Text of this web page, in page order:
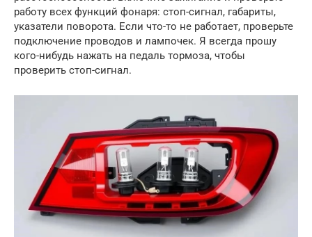
работу всех функций фонаря: стоп-сигнал, габариты,
указатели поворота. Если что-то не работает, проверьте
подключение проводов и лампочек. Я всегда прошу
кого-нибудь нажать на педаль тормоза, чтобы
проверить стоп-сигнал.